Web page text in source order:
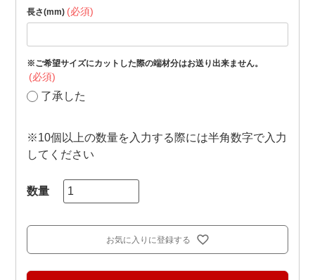
長さ(mm) (必須)
※ご希望サイズにカットした際の端材分はお送り出来ません。
(必須)
了承した
※10個以上の数量を入力する際には半角数字で入力
してください
お気に入りに登録する